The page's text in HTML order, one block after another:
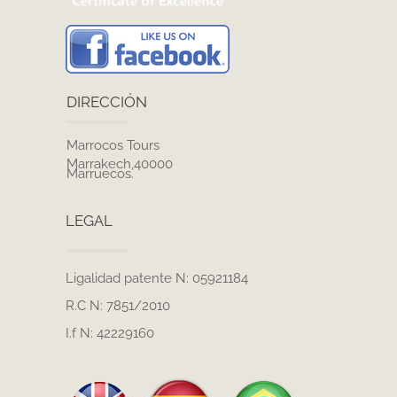
Marrocos Tours
Marrakech,40000
Marruecos.
DIRECCIÓN
Ligalidad patente N: 05921184
R.C N: 7851/2010
I.f N: 42229160
LEGAL